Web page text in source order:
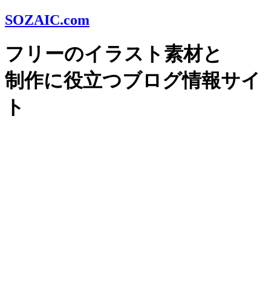
SOZAIC.com
フリーのイラスト素材と
制作に役立つブログ情報サイ
ト